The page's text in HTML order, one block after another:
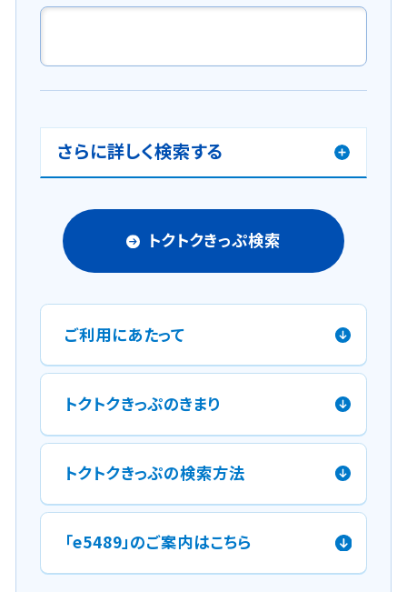
さらに詳しく検索する
トクトクきっぷ検索
ご利用にあたって
トクトクきっぷのきまり
トクトクきっぷの検索方法
「e5489」のご案内はこちら